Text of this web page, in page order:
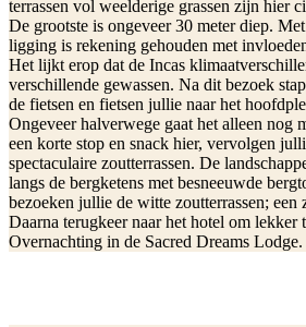
terrassen vol weelderige grassen zijn hier
De grootste is ongeveer 30 meter diep.
ligging is rekening gehouden met
Het lijkt erop dat de Incas
verschillende gewassen. Na dit bezoek
de fietsen en fietsen jullie naar het
Ongeveer halverwege gaat het alleen nog
een korte stop en snack hier, vervolgen
spectaculaire zoutterrassen. De
langs de bergketens met besneeuwde
bezoeken jullie de witte zoutterrassen; een
Daarna terugkeer naar het hotel om lekker
Overnachting in de Sacred Dreams Lodge.